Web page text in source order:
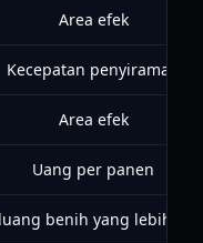
Area efek
Kecepatan penyiraman
Area efek
Uang per panen
benih yang lebih